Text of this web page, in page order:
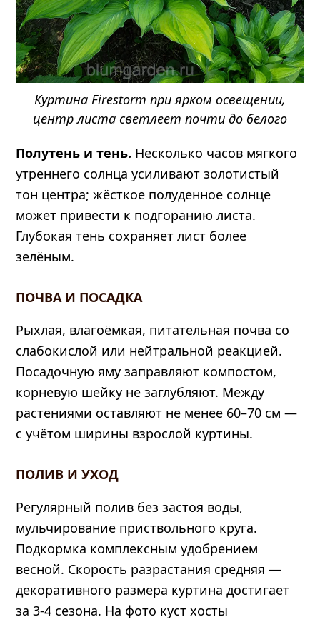
Куртина Firestorm при ярком освещении,
центр листа светлеет почти до белого
Полутень и тень. Несколько часов мягкого
утреннего солнца усиливают золотистый
тон центра; жёсткое полуденное солнце
может привести к подгоранию листа.
Глубокая тень сохраняет лист более
зелёным.
ПОЧВА И ПОСАДКА
Рыхлая, влагоёмкая, питательная почва со
слабокислой или нейтральной реакцией.
Посадочную яму заправляют компостом,
корневую шейку не заглубляют. Между
растениями оставляют не менее 60–70 см —
с учётом ширины взрослой куртины.
ПОЛИВ И УХОД
Регулярный полив без застоя воды,
мульчирование приствольного круга.
Подкормка комплексным удобрением
весной. Скорость разрастания средняя —
декоративного размера куртина достигает
за 3-4 сезона. На фото куст хосты